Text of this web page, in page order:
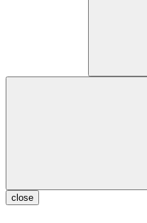
close